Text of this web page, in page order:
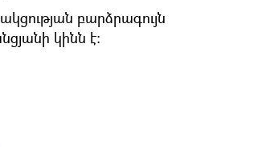
բարձրագույն
կինն է։